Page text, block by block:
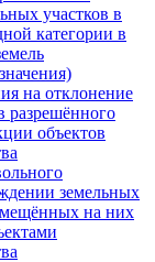
участков в
категории в
на отклонение
разрешённого
объектов
земельных
на них